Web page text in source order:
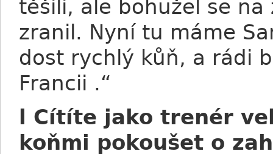
těšili, ale bohužel se
zranil. Nyní tu máme
dost rychlý kůň, a rádi
Francii .“
l Cítíte jako trenér
koňmi pokoušet o